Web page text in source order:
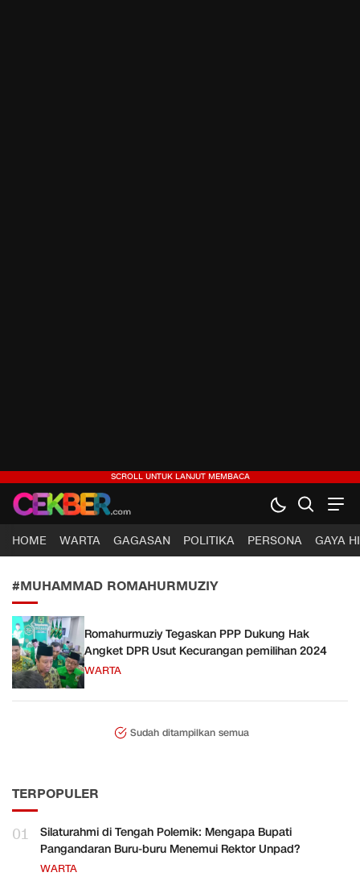
CEKBER
Berita Jelas, Analisis Cerdas
HOME WARTA GAGASAN POLITIKA PERSONA GAYA
#MUHAMMAD ROMAHURMUZIY
Romahurmuziy Tegaskan PPP Dukung Hak
Angket DPR Usut Kecurangan pemilihan 2024
WARTA
Sudah ditampilkan semua
TERPOPULER
01
Silaturahmi di Tengah Polemik: Mengapa Bupati
Pangandaran Buru-buru Menemui Rektor Unpad?
WARTA